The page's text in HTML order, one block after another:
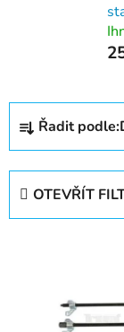
Ř
z
Řadit podle:
OTEVŘÍT